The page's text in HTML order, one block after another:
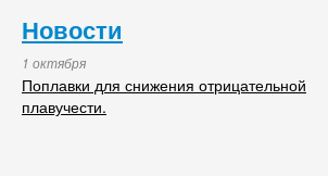
Новости
1 октября
Поплавки для снижения отрицательной
плавучести.